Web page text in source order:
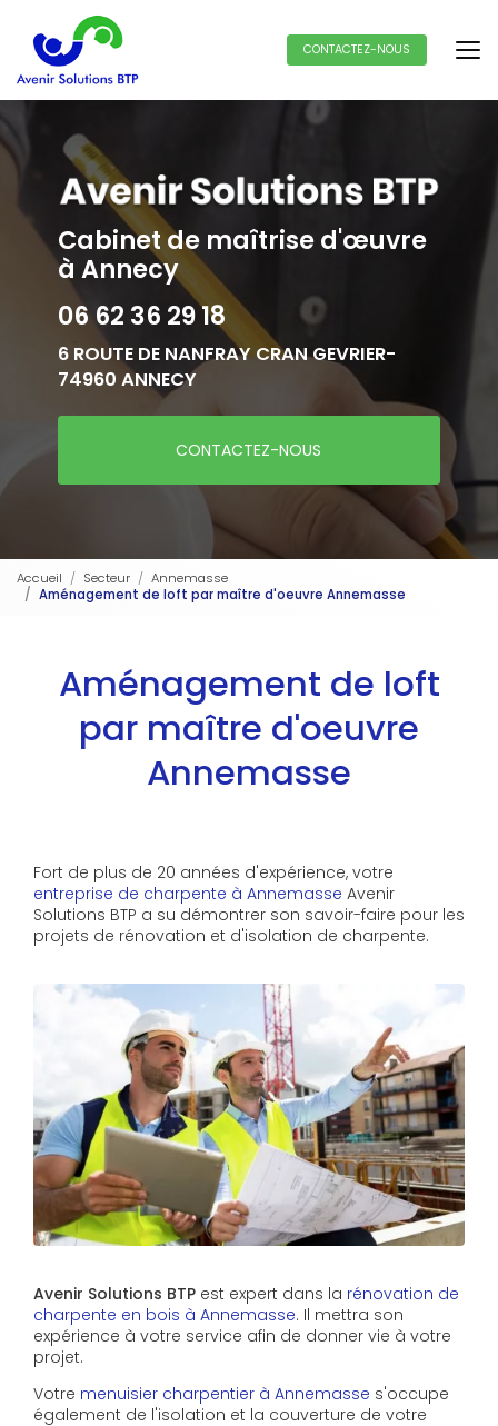
contenu
principal
CONTACTEZ-NOUS
Cabinet de maîtrise d'œuvre
à Annecy
06 62 36 29 18
6 ROUTE DE NANFRAY CRAN GEVRIER-
74960 ANNECY
CONTACTEZ-NOUS
Accueil Secteur
Annemasse
Aménagement de loft par maître d'oeuvre Annemasse
Aménagement de loft
par maître d'oeuvre
Annemasse
Fort de plus de 20 années d'expérience, votre
entreprise de charpente à Annemasse Avenir
Solutions BTP a su démontrer son savoir-faire pour les
projets de rénovation et d'isolation de charpente.
Avenir Solutions BTP est expert dans la rénovation de
charpente en bois à Annemasse. Il mettra son
expérience à votre service afin de donner vie à votre
projet.
Votre menuisier charpentier à Annemasse s'occupe
également de l'isolation et la couverture de votre